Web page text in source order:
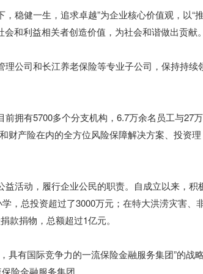
稳健一生，追求卓越”为企业核心价值观，以“推
和利益相关者创造价值，为社会和谐做出贡献。
公司和长江养老保险等专业子公司，保持持续
拥有5700多个分支机构，6.7万余名员工与27万
财产险在内的全方位风险保障解决方案、投资理
活动，履行企业公民的职责。自成立以来，积
，总投资超过了3000万元；在特大洪涝灾害、
款捐物，总额超过1亿元。
有国际竞争力的一流保险金融服务集团”的战略
险金融服务集团。